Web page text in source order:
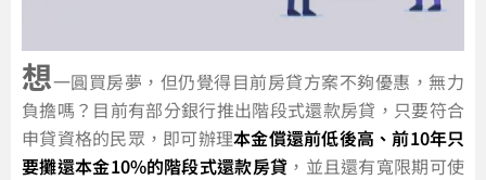
想一圓買房夢，但仍覺得目前房貸方案不夠優惠，無力
負擔嗎？目前有部分銀行推出階段式還款房貸，只要符合
申貸資格的民眾，即可辦理本金償還前低後高、前10年只
要攤還本金10%的階段式還款房貸 ，並且還有寬限期可使